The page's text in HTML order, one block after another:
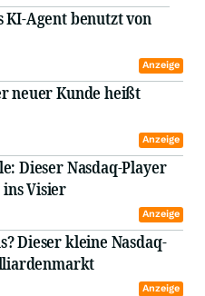
KI-Agent benutzt von
Anzeige
neuer Kunde heißt
Anzeige
Dieser Nasdaq-Player
Visier
Anzeige
Dieser kleine Nasdaq-
Anzeige